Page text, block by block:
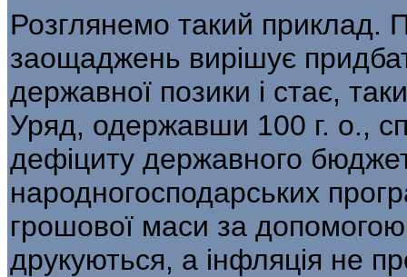
Розглянемо такий приклад.
заощаджень вирішує
державної позики і стає,
Уряд, одержавши 100 г. о.,
дефіциту державного
народногосподарських
гро­шової маси за
друкуються, а інфля­ція не